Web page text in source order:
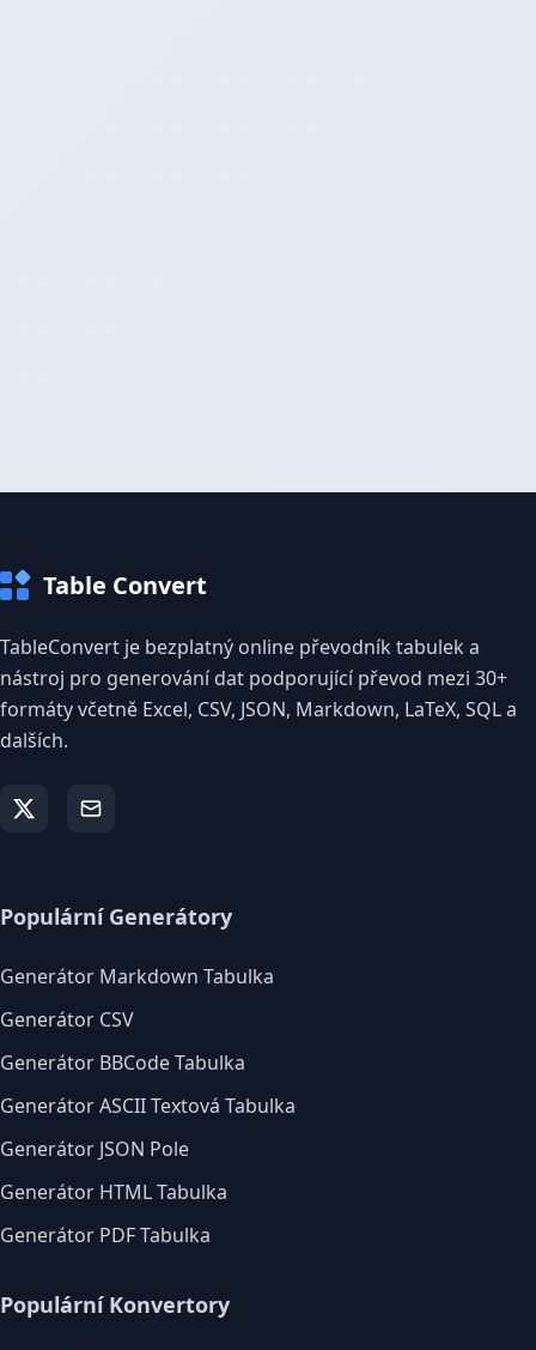
Table Convert
TableConvert je bezplatný online převodník tabulek a
nástroj pro generování dat podporující převod mezi 30+
formáty včetně Excel, CSV, JSON, Markdown, LaTeX, SQL a
dalších.
Populární Generátory
Generátor Markdown Tabulka
Generátor CSV
Generátor BBCode Tabulka
Generátor ASCII Textová Tabulka
Generátor JSON Pole
Generátor HTML Tabulka
Generátor PDF Tabulka
Populární Konvertory